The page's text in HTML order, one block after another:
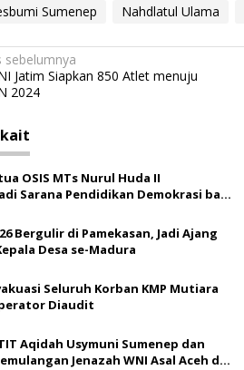
Sumenep
Nahdlatul Ulama
sebelumnya
Jatim Siapkan 850 Atlet menuju
2024
OSIS MTs Nurul Huda II
Sarana Pendidikan Demokrasi bagi
Bergulir di Pamekasan, Jadi Ajang
Desa se-Madura
Seluruh Korban KMP Mutiara
Diaudit
Aqidah Usymuni Sumenep dan
Jenazah WNI Asal Aceh di